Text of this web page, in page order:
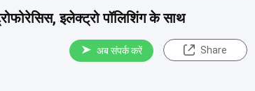
इलेक्ट्रो पॉलिशिंग के साथ
अब संपर्क करें Share